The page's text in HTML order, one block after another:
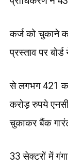
कर्ज को चुकाने
प्रस्ताव पर
से लगभग 421
करोड़ रुपये
चुकाकर बैंक
33 सेक्टरों में